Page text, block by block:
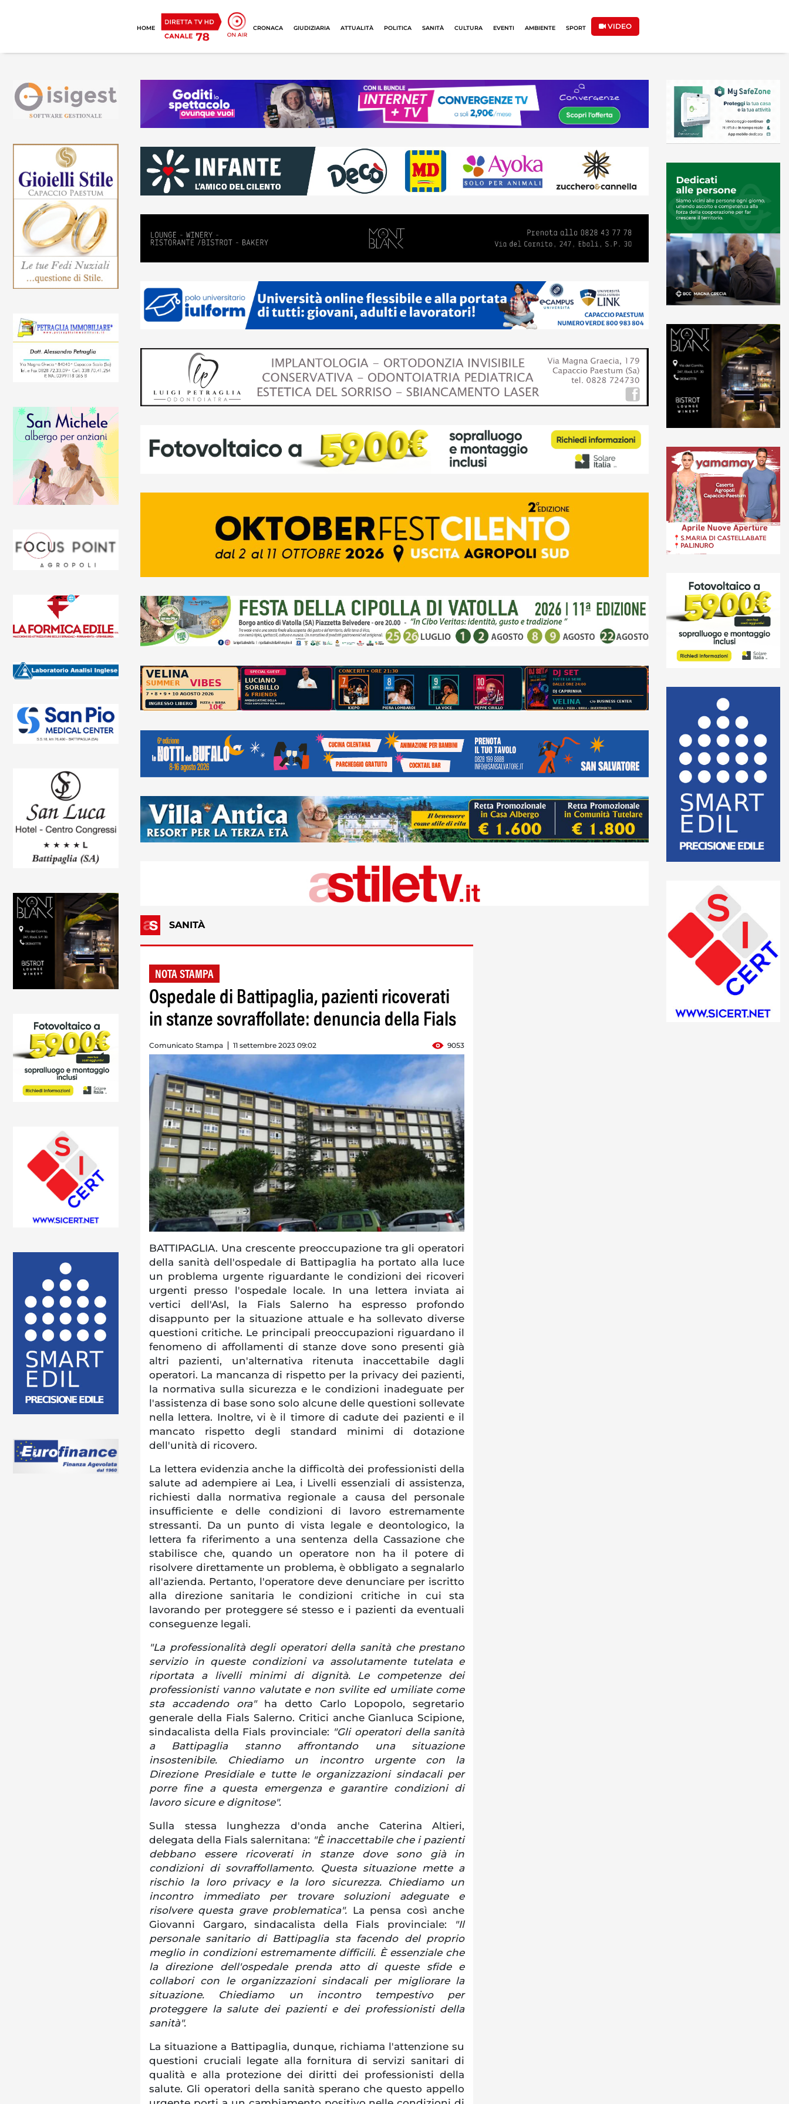
HOME CRONACA GIUDIZIARIA ATTUALITÀ POLITICA SANITÀ CULTURA EVENTI AMBIENTE SPORT VIDEO
SANITÀ
NOTA STAMPA
Ospedale di Battipaglia, pazienti ricoverati
in stanze sovraffollate: denuncia della Fials
Comunicato Stampa 11 settembre 2023 09:02 9053
BATTIPAGLIA. Una crescente preoccupazione tra gli operatori
della sanità dell'ospedale di Battipaglia ha portato alla luce
un problema urgente riguardante le condizioni dei ricoveri
urgenti presso l'ospedale locale. In una lettera inviata ai
vertici dell'Asl, la Fials Salerno ha espresso profondo
disappunto per la situazione attuale e ha sollevato diverse
questioni critiche. Le principali preoccupazioni riguardano il
fenomeno di affollamenti di stanze dove sono presenti già
altri pazienti, un'alternativa ritenuta inaccettabile dagli
operatori. La mancanza di rispetto per la privacy dei pazienti,
la normativa sulla sicurezza e le condizioni inadeguate per
l'assistenza di base sono solo alcune delle questioni sollevate
nella lettera. Inoltre, vi è il timore di cadute dei pazienti e il
mancato rispetto degli standard minimi di dotazione
dell'unità di ricovero.
La lettera evidenzia anche la difficoltà dei professionisti della
salute ad adempiere ai Lea, i Livelli essenziali di assistenza,
richiesti dalla normativa regionale a causa del personale
insufficiente e delle condizioni di lavoro estremamente
stressanti. Da un punto di vista legale e deontologico, la
lettera fa riferimento a una sentenza della Cassazione che
stabilisce che, quando un operatore non ha il potere di
risolvere direttamente un problema, è obbligato a segnalarlo
all'azienda. Pertanto, l'operatore deve denunciare per iscritto
alla direzione sanitaria le condizioni critiche in cui sta
lavorando per proteggere sé stesso e i pazienti da eventuali
conseguenze legali.
"La professionalità degli operatori della sanità che prestano
servizio in queste condizioni va assolutamente tutelata e
riportata a livelli minimi di dignità. Le competenze dei
professionisti vanno valutate e non svilite ed umiliate come
sta accadendo ora" ha detto Carlo Lopopolo, segretario
generale della Fials Salerno. Critici anche Gianluca Scipione,
sindacalista della Fials provinciale: "Gli operatori della sanità
a Battipaglia stanno affrontando una situazione
insostenibile. Chiediamo un incontro urgente con la
Direzione Presidiale e tutte le organizzazioni sindacali per
porre fine a questa emergenza e garantire condizioni di
lavoro sicure e dignitose".
Sulla stessa lunghezza d'onda anche Caterina Altieri,
delegata della Fials salernitana: "È inaccettabile che i pazienti
debbano essere ricoverati in stanze dove sono già in
condizioni di sovraffollamento. Questa situazione mette a
rischio la loro privacy e la loro sicurezza. Chiediamo un
incontro immediato per trovare soluzioni adeguate e
risolvere questa grave problematica". La pensa così anche
Giovanni Gargaro, sindacalista della Fials provinciale:
"Il
personale sanitario di Battipaglia sta facendo del proprio
meglio in condizioni estremamente difficili. È essenziale che
la direzione dell'ospedale prenda atto di queste sfide e
collabori con le organizzazioni sindacali per migliorare la
situazione. Chiediamo un incontro tempestivo per
proteggere la salute dei pazienti e dei professionisti della
sanità".
La situazione a Battipaglia, dunque, richiama l'attenzione su
questioni cruciali legate alla fornitura di servizi sanitari di
qualità e alla protezione dei diritti dei professionisti della
salute. Gli operatori della sanità sperano che questo appello